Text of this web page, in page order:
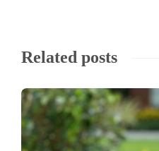
Related posts